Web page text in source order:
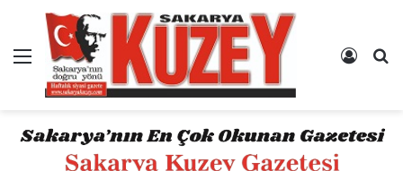
Menü Kayıt